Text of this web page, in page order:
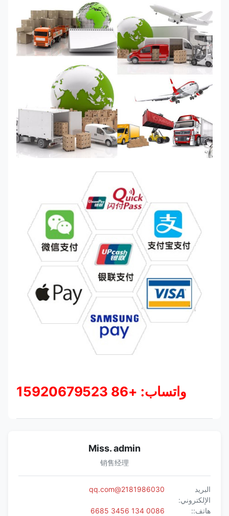
واتساب: +86 15920679523
Miss. admin
销售经理
البريد
الإلكتروني:
2181986030@qq.com
هاتف::
0086 134 3456 6685